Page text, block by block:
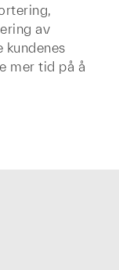
av
kundenes
mer tid på å